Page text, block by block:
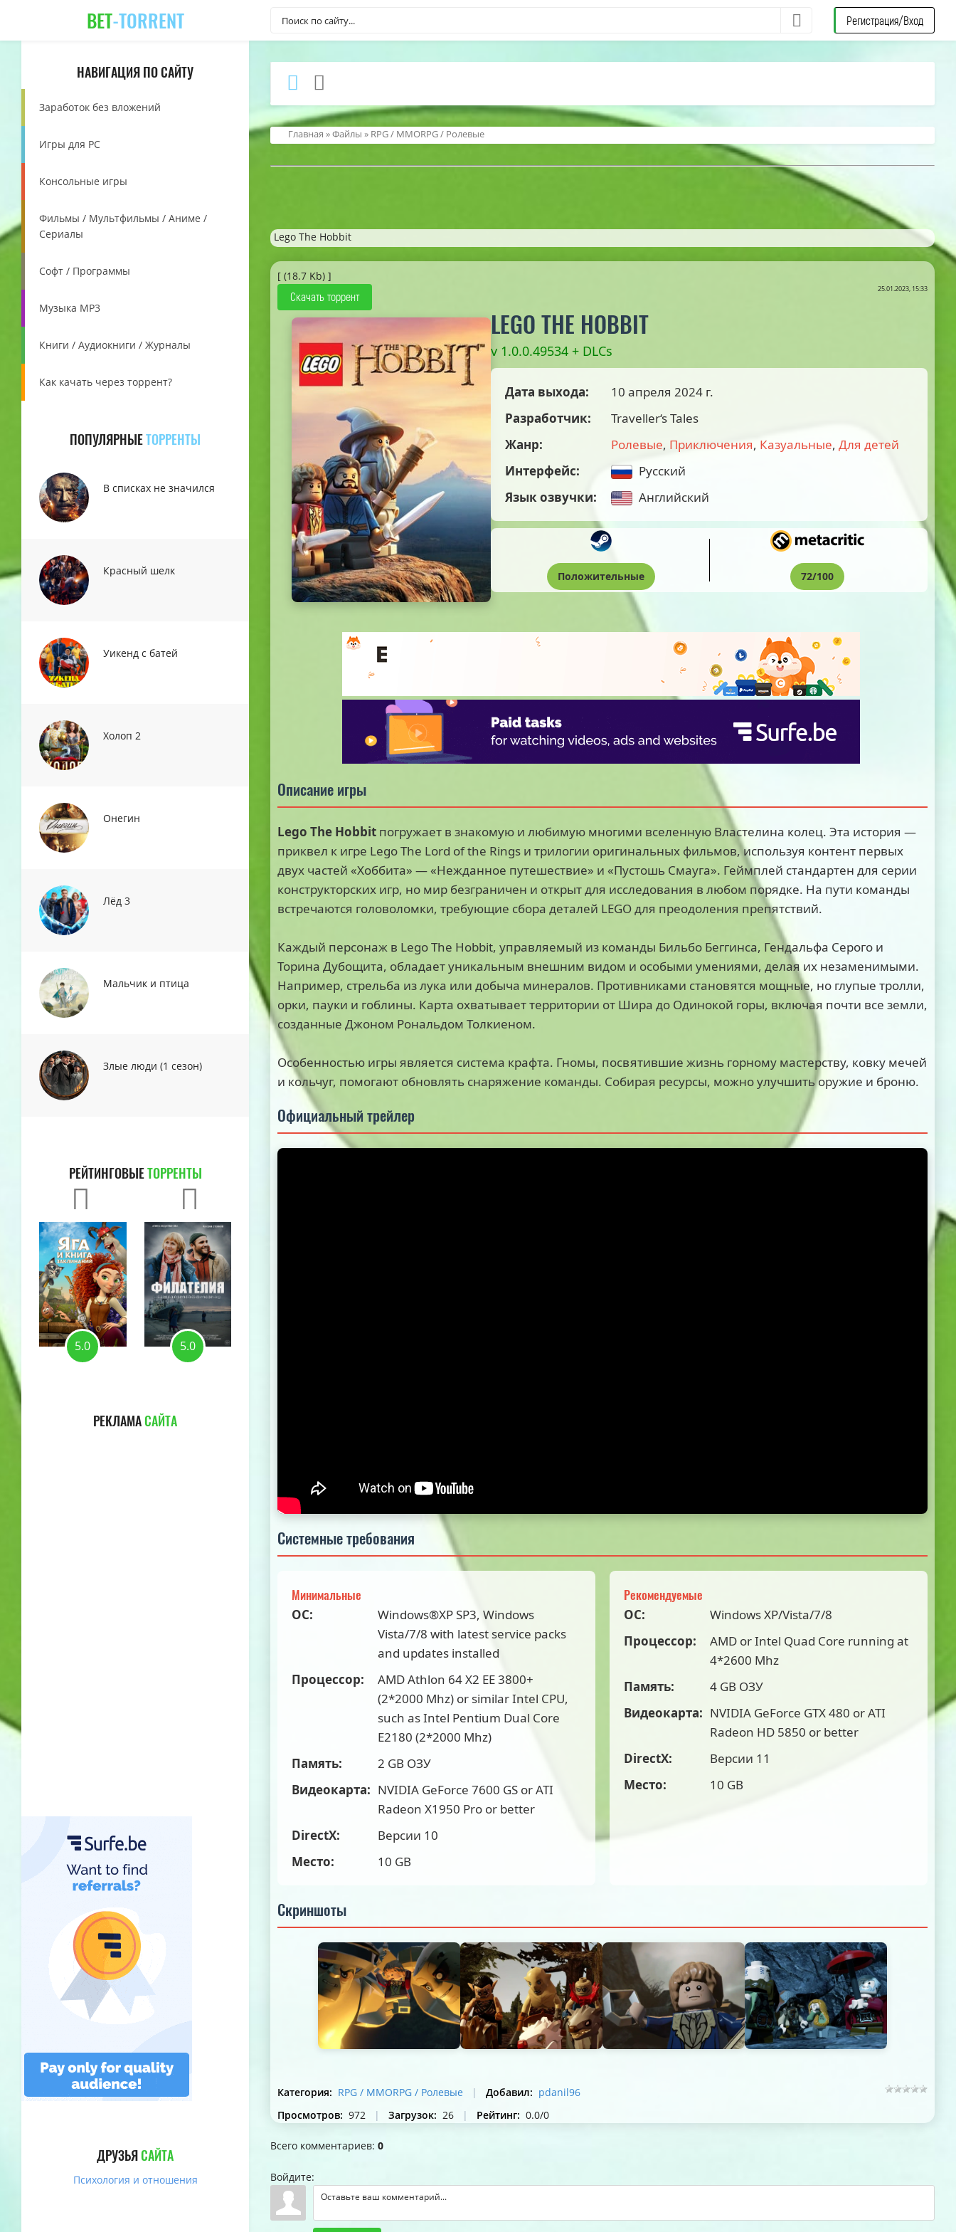
BET-TORRENT Регистрация/Вход
НАВИГАЦИЯ ПО САЙТУ
Заработок без вложений
Игры для PC
Консольные игры
Фильмы / Мультфильмы / Аниме /
Сериалы
Софт / Программы
Музыка MP3
Книги / Аудиокниги / Журналы
Как качать через торрент?
ПОПУЛЯРНЫЕТОРРЕНТЫ
В списках не значился
Красный шелк
Уикенд с батей
Холоп 2
Онегин
Лёд 3
Мальчик и птица
Злые люди (1 сезон)
РЕЙТИНГОВЫЕТОРРЕНТЫ
5.0 5.0
РЕКЛАМАСАЙТА
ДРУЗЬЯСАЙТА
Психология и отношения
Главная »Файлы » RPG / MMORPG / Ролевые
Lego The Hobbit
[ (18.7 Kb) ]
Скачать торрент
25.01.2023, 15:33
LEGO THE HOBBIT
v 1.0.0.49534 + DLCs
Дата выхода:
10 апреля 2024 г.
Разработчик:
Traveller‘s Tales
Жанр:
Ролевые, Приключения, Казуальные, Для детей
Интерфейс:
Русский
Язык озвучки:
Английский
Положительные 72/100
Описание игры
Lego The Hobbit погружает в знакомую и любимую многими вселенную Властелина колец. Эта история —
приквел к игре Lego The Lord of the Rings и трилогии оригинальных фильмов, используя контент первых
двух частей «Хоббита» — «Нежданное путешествие» и «Пустошь Смауга». Геймплей стандартен для серии
конструкторских игр, но мир безграничен и открыт для исследования в любом порядке. На пути команды
встречаются головоломки, требующие сбора деталей LEGO для преодоления препятствий.
Каждый персонаж в Lego The Hobbit, управляемый из команды Бильбо Беггинса, Гендальфа Серого и
Торина Дубощита, обладает уникальным внешним видом и особыми умениями, делая их незаменимыми.
Например, стрельба из лука или добыча минералов. Противниками становятся мощные, но глупые тролли,
орки, пауки и гоблины. Карта охватывает территории от Шира до Одинокой горы, включая почти все земли,
созданные Джоном Рональдом Толкиеном.
Особенностью игры является система крафта. Гномы, посвятившие жизнь горному мастерству, ковку мечей
и кольчуг, помогают обновлять снаряжение команды. Собирая ресурсы, можно улучшить оружие и броню.
Официальный трейлер
Системные требования
Минимальные
ОС:
Windows®XP SP3, Windows
Vista/7/8 with latest service packs
and updates installed
Процессор:
AMD Athlon 64 X2 EE 3800+
(2*2000 Mhz) or similar Intel CPU,
such as Intel Pentium Dual Core
E2180 (2*2000 Mhz)
Память:
2 GB ОЗУ
Видеокарта: NVIDIA GeForce 7600 GS or ATI
Radeon X1950 Pro or better
DirectX:
Версии 10
Место:
10 GB
Рекомендуемые
ОС:
Windows XP/Vista/7/8
Процессор:
AMD or Intel Quad Core running at
4*2600 Mhz
Память:
4 GB ОЗУ
Видеокарта: NVIDIA GeForce GTX 480 or ATI
Radeon HD 5850 or better
DirectX:
Версии 11
Место:
10 GB
Скриншоты
Категория: RPG / MMORPG / Ролевые | Добавил: pdanil96
Просмотров: 972 | Загрузок: 26 | Рейтинг: 0.0/0
Всего комментариев: 0
Войдите: